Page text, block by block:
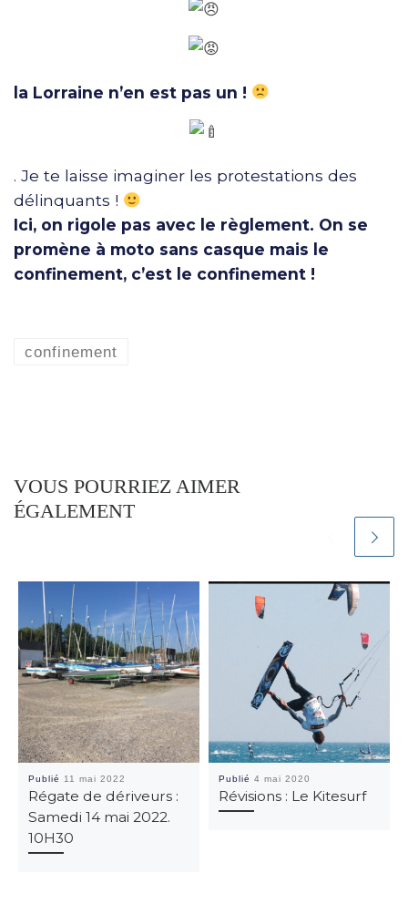
la Lorraine n’en est pas un !
. Je te laisse imaginer les protestations des
délinquants !
Ici, on rigole pas avec le règlement. On se
promène à moto sans casque mais le
confinement, c’est le confinement !
confinement
VOUS POURRIEZ AIMER
ÉGALEMENT
Publié 11 mai 2022
Régate de dériveurs :
Samedi 14 mai 2022.
10H30
Publié4 mai 2020
Révisions : Le Kitesurf